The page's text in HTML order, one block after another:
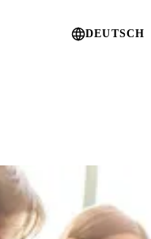
DEUTSCH